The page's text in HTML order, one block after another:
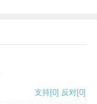
支持[0] 反对[0]